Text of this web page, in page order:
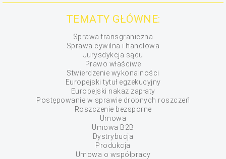
TEMATY GŁÓWNE:
Sprawa transgraniczna
Sprawa cywilna i handlowa
Jurysdykcja sądu
Prawo właściwe
Stwierdzenie wykonalności
Europejski tytuł egzekucyjny
Europejski nakaz zapłaty
Postępowanie w sprawie drobnych roszczeń
Roszczenie bezsporne
Umowa
Umowa B2B
Dystrybucja
Produkcja
Umowa o współpracy